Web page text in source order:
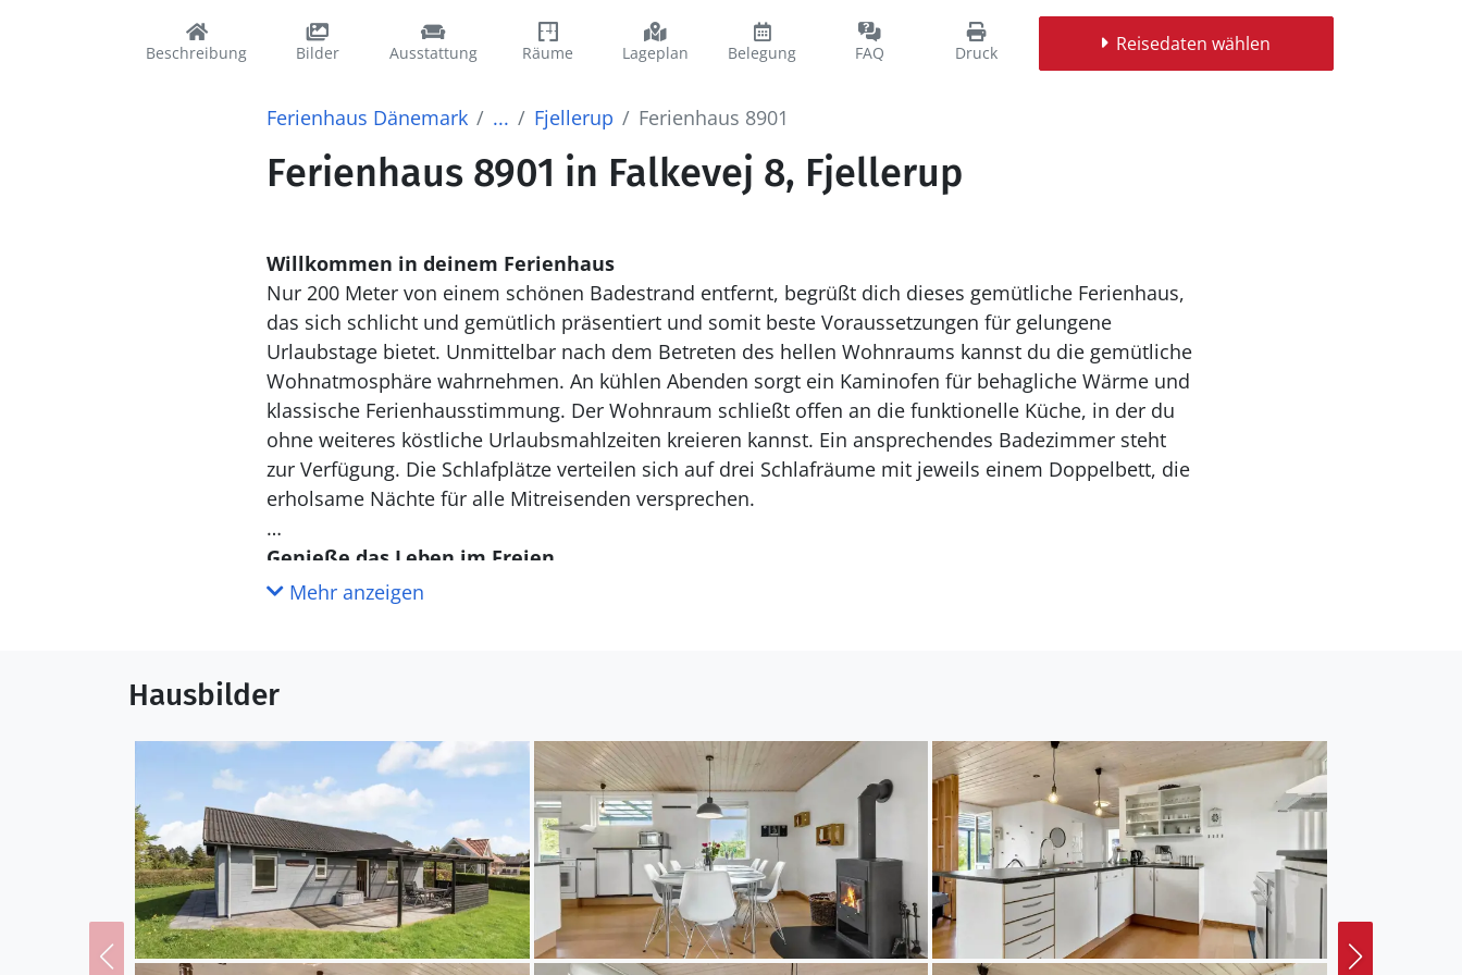
Beschreibung Bilder Ausstattung Räume Lageplan Belegung FAQ Druck Reisedaten wählen
Ferienhaus Dänemark ... Fjellerup Ferienhaus 8901
Ferienhaus 8901 in Falkevej 8, Fjellerup
Willkommen in deinem Ferienhaus
Nur 200 Meter von einem schönen Badestrand entfernt, begrüßt dich dieses gemütliche Ferienhaus,
das sich schlicht und gemütlich präsentiert und somit beste Voraussetzungen für gelungene
Urlaubstage bietet. Unmittelbar nach dem Betreten des hellen Wohnraums kannst du die gemütliche
Wohnatmosphäre wahrnehmen. An kühlen Abenden sorgt ein Kaminofen für behagliche Wärme und
klassische Ferienhausstimmung. Der Wohnraum schließt offen an die funktionelle Küche, in der du
ohne weiteres köstliche Urlaubsmahlzeiten kreieren kannst. Ein ansprechendes Badezimmer steht
zur Verfügung. Die Schlafplätze verteilen sich auf drei Schlafräume mit jeweils einem Doppelbett, die
erholsame Nächte für alle Mitreisenden versprechen.
Genieße das Leben im Freien
Dein Urlaubsdomizil liegt auf einem ansprechenden Grundstück, das durch eine große Rasenfläche
zurück, auf der ihr nach Herzenslust grillen, kühle Erfrischungen genießen und die Seele baumeln
aufhalten, die angenehme Gesellschaft und die Ruhe genießen und den Klängen der Natur lauschen.
Entdecke deine Umgebung
Skovgårde ist ein beschauliches Ferienhausgebiet an der Küste Norddjurslands. Binnen kurzer Zeit
erreichst du die alte Fischersiedlung Fjellerup. Der Strand gilt als ausgesprochen kinderfreundlich. Er
bietet flaches Wasser und sandigen Untergrund. Die Natur ringsum wird durch Wälder, Felder und
Heideflächen geprägt. Zahllose Wege und Pfade führen durch die Landschaft und laden zu
Radtouren, Spaziergängen und Wanderungen ein. Zu den nahegelegenen Sehenswürdigkeiten zählen
Mehr anzeigen
Hausbilder